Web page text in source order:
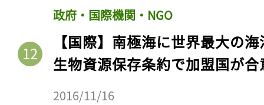
政府・国際機関・NGO
【国際】南極海に世界最大の
生物資源保存条約で加盟国が合
2016/11/16